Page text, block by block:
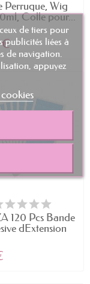
Perruque, Wig
Colle pour...
€
120 Pcs Bande
dExtension
de tiers pour
publicités liées à
de navigation.
appuyez